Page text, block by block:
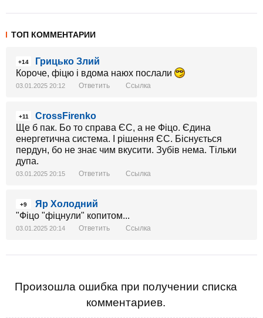
ТОП КОММЕНТАРИИ
+14
Грицько Злий
Короче, фіцю і вдома наюх послали
03.01.2025 20:12 Ответить Ссылка
+11
CrossFirenko
Ще б пак. Бо то справа ЄС, а не Фіцо. Єдина
енергетична система. І рішення ЄС. Біснується
пердун, бо не знає чим вкусити. Зубів нема. Тільки
дупа.
03.01.2025 20:15 Ответить Ссылка
+9
Яр Холодний
"Фіцо "фіцнули" копитом...
03.01.2025 20:14 Ответить Ссылка
Произошла ошибка при получении списка
комментариев.